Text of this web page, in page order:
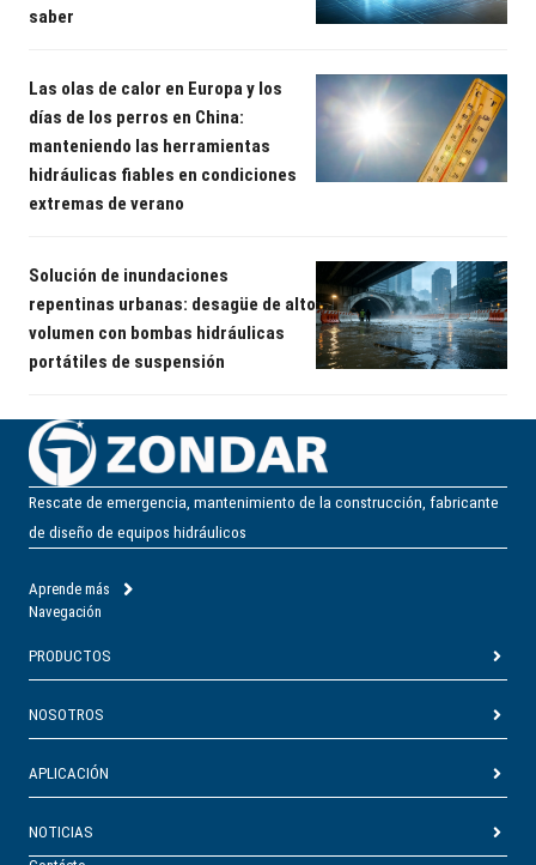
saber
Las olas de calor en Europa y los
días de los perros en China:
manteniendo las herramientas
hidráulicas fiables en condiciones
extremas de verano
Solución de inundaciones
repentinas urbanas: desagüe de alto
volumen con bombas hidráulicas
portátiles de suspensión
Rescate de emergencia, mantenimiento de la construcción, fabricante
de diseño de equipos hidráulicos
Aprende más
Navegación
PRODUCTOS
NOSOTROS
APLICACIÓN
NOTICIAS